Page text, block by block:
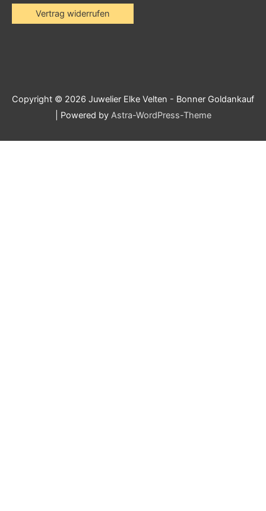
Vertrag widerrufen
Copyright © 2026 Juwelier Elke Velten - Bonner Goldankauf
| Powered by Astra-WordPress-Theme